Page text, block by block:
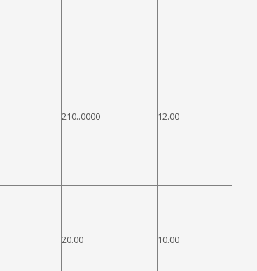
210..0000 12.00
20.00 10.00